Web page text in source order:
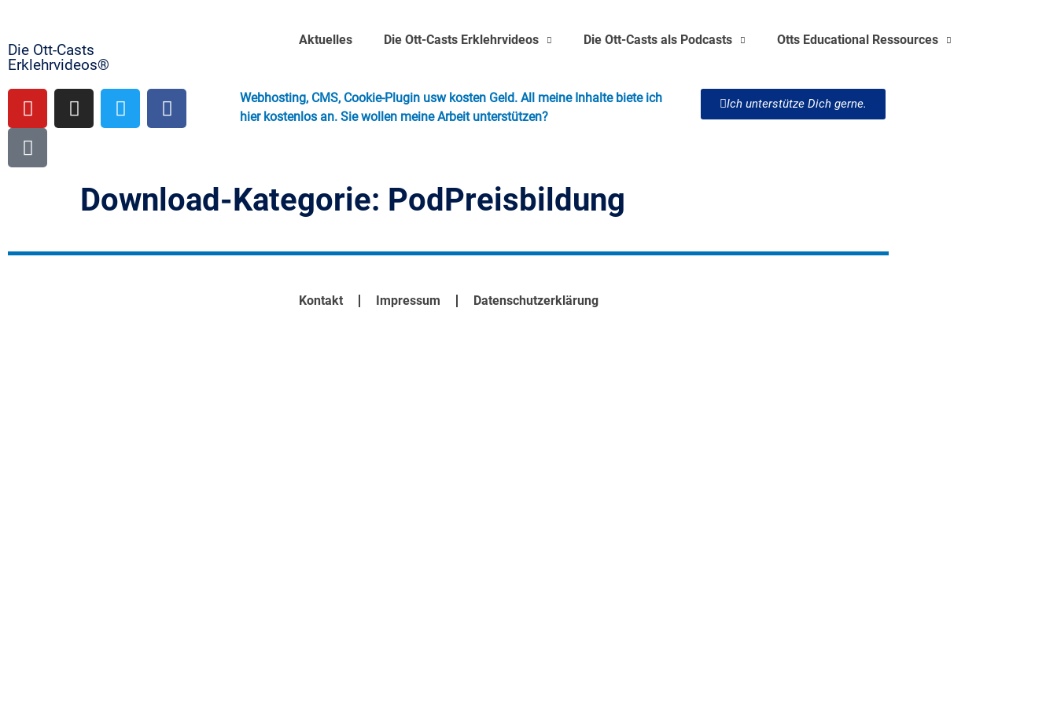
Die Ott-Casts
Erklehrvideos®
Aktuelles Die Ott-Casts Erklehrvideos Die Ott-Casts als Podcasts Otts Educational Ressources
Webhosting, CMS, Cookie-Plugin usw kosten Geld. All meine Inhalte biete ich
hier kostenlos an. Sie wollen meine Arbeit unterstützen?
Ich unterstütze Dich gerne.
Download-Kategorie: PodPreisbildung
Kontakt Impressum Datenschutzerklärung